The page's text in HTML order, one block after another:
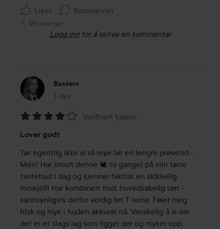
Liker Kommenter
128 visninger
Logg inn for å skrive en kommentar
Backers
1 uke
Innlegget ble opprettet 1 uke
4
av
5
Verifisert kjøper
Lover godt
Tør egentlig ikke si så mye før en lengre prøvetid -
Men! Har smurt denne 🐌 to ganger på min tørre
tantehud i dag og kjenner faktisk en skikkelig
forskjell! Har kombinert hud, hovedsakelig tørr -
sannsynligvis derfor veldig fet T-sone. Føler meg
frisk og myk i huden akkurat nå. Vanskelig å si om
det er et slags lag som ligger der og myker opp,